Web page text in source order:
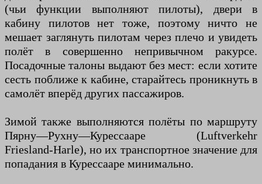
(чьи функции выполняют пилоты), двери в
кабину пилотов нет тоже, поэтому ничто не
мешает заглянуть пилотам через плечо и увидеть
полёт в совершенно непривычном ракурсе.
Посадочные талоны выдают без мест: если хотите
сесть поближе к кабине, старайтесь проникнуть в
самолёт вперёд других пассажиров.
Зимой также выполняются полёты по маршруту
Пярну—Рухну—Курессааре (Luftverkehr
Friesland-Harle), но их транспортное значение для
попадания в Курессааре минимально.